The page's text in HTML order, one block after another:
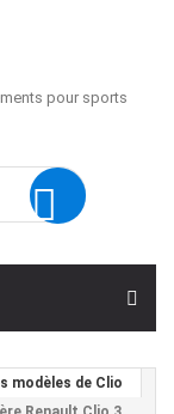
modèles de Clio